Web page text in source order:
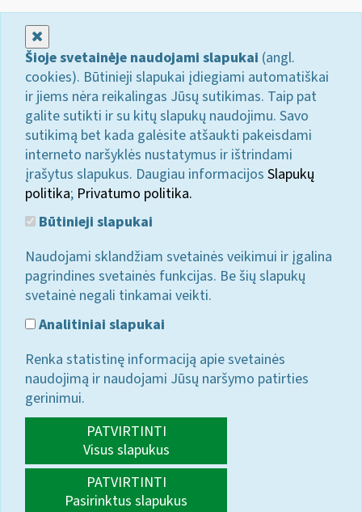
Šioje svetainėje naudojami slapukai (angl.
cookies). Būtinieji slapukai įdiegiami automatiškai
ir jiems nėra reikalingas Jūsų sutikimas. Taip pat
galite sutikti ir su kitų slapukų naudojimu. Savo
sutikimą bet kada galėsite atšaukti pakeisdami
interneto naršyklės nustatymus ir ištrindami
įrašytus slapukus. Daugiau informacijos Slapukų
politika; Privatumo politika.
Būtinieji slapukai
Naudojami sklandžiam svetainės veikimui ir įgalina
pagrindines svetainės funkcijas. Be šių slapukų
svetainė negali tinkamai veikti.
Analitiniai slapukai
Renka statistinę informaciją apie svetainės
naudojimą ir naudojami Jūsų naršymo patirties
gerinimui.
PATVIRTINTI
Visus slapukus
PATVIRTINTI
Pasirinktus slapukus